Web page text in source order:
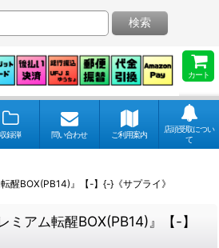
カート
検索
収録弾 問い合わせ ご利用案内
店頭受取につい
て
醒BOX(PB14)』【-】{-}《サプライ》
ミアム転醒BOX(PB14)』【-】